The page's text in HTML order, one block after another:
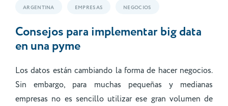
ARGENTINA EMPRESAS NEGOCIOS
Consejos para implementar big data
en una pyme
Los datos están cambiando la forma de hacer negocios.
Sin embargo, para muchas pequeñas y medianas
empresas no es sencillo utilizar ese gran volumen de